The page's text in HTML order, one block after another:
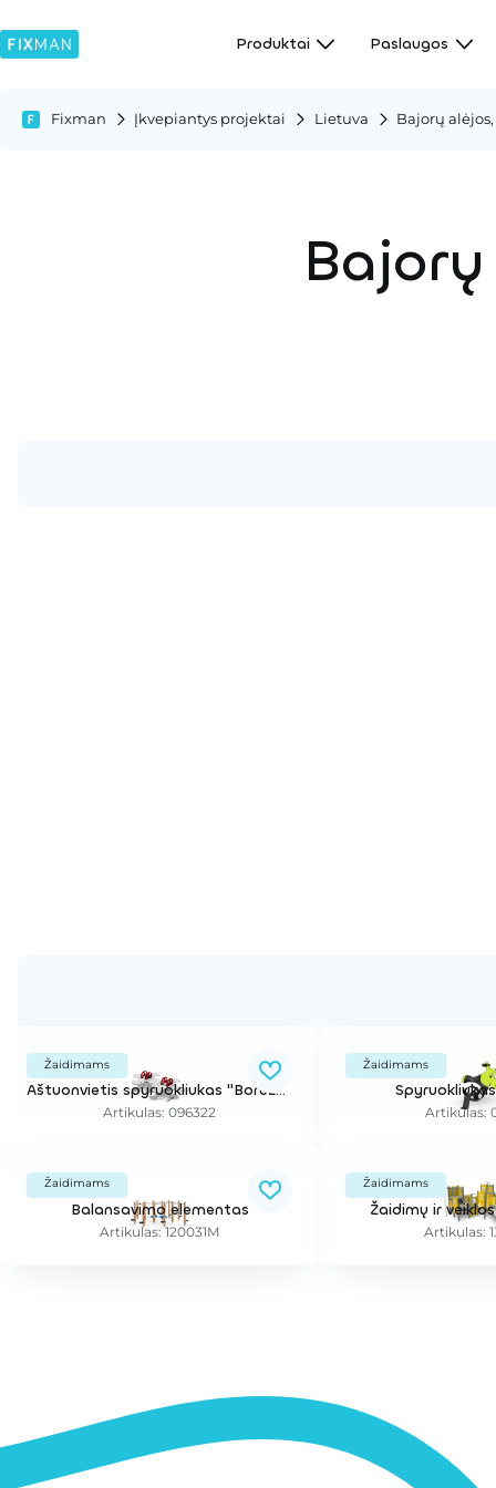
Produktai Paslaugos
Fixman Įkvepiantys projektai Lietuva Bajorų alėjos,
Žaidimams
Aštuonvietis spyruokliukas "Boružėlė"
Artikulas: 096322
Žaidimams
Artikulas:
Žaidimams
Balansavimo elementas
Artikulas: 120031M
Žaidimams
Žaidimų ir
Artikulas: